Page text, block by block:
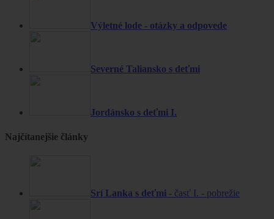
Výletné lode - otázky a odpovede
Severné Taliansko s deťmi
Jordánsko s deťmi I.
Najčítanejšie články
Srí Lanka s deťmi - časť I. - pobrežie